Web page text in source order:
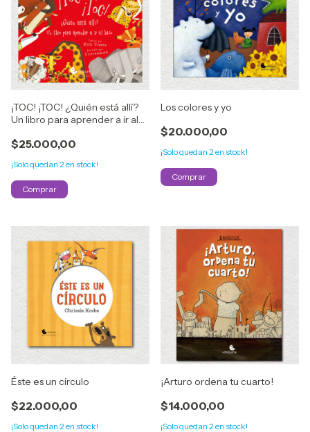
¡TOC! ¡TOC! ¿Quién está allí?
Un libro para aprender a ir al
$25.000,00
¡Solo quedan 2 en stock!
Los colores y yo
$20.000,00
¡Solo quedan 2 en stock!
Éste es un círculo
$22.000,00
¡Solo quedan 2 en stock!
¡Arturo ordena tu cuarto!
$14.000,00
¡Solo quedan 2 en stock!